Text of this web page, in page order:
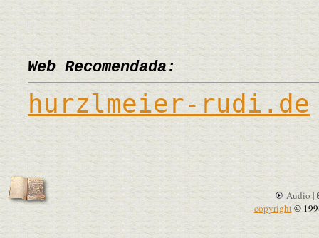
Web Recomendada:
hurzlmeier-rudi.de
Audio |
copyright©